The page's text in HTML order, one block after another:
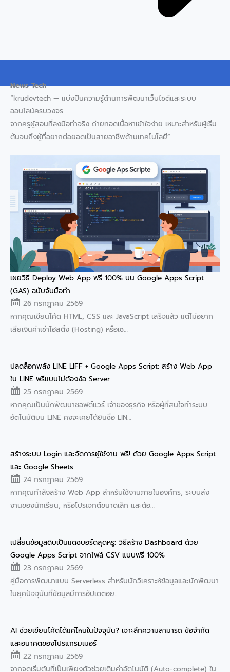
News Tech
“krudevtech — แบ่งปันความรู้ด้านการพัฒนาเว็บไซต์และระบบ
ออนไลน์ครบวงจร
จากครูผู้สอนที่ลงมือทำจริง ถ่ายทอดเนื้อหาเข้าใจง่าย เหมาะสำหรับผู้เริ่ม
ต้นจนถึงผู้ที่อยากต่อยอดเป็นสายอาชีพด้านเทคโนโลยี”
เผยวิธี Deploy Web App ฟรี 100% บน Google Apps Script
(GAS) ฉบับจับมือทำ
26 กรกฎาคม 2569
หากคุณเขียนโค้ด HTML, CSS และ JavaScript เสร็จแล้ว แต่ไม่อยาก
เสียเงินค่าเช่าโฮสติ้ง (Hosting) หรือเซ…
ปลดล็อกพลัง LINE LIFF + Google Apps Script: สร้าง Web App
ใน LINE ฟรีแบบไม่ต้องง้อ Server
25 กรกฎาคม 2569
หากคุณเป็นนักพัฒนาซอฟต์แวร์ เจ้าของธุรกิจ หรือผู้ที่สนใจทำระบบ
อัตโนมัติบน LINE คงจะเคยได้ยินชื่อ LIN…
สร้างระบบ Login และจัดการผู้ใช้งาน ฟรี! ด้วย Google Apps Script
และ Google Sheets
24 กรกฎาคม 2569
หากคุณกำลังสร้าง Web App สำหรับใช้งานภายในองค์กร, ระบบส่ง
งานของนักเรียน, หรือโปรเจกต์ขนาดเล็ก และต้อ…
เปลี่ยนข้อมูลดิบเป็นแดชบอร์ดสุดหรู: วิธีสร้าง Dashboard ด้วย
Google Apps Script จากไฟล์ CSV แบบฟรี 100%
23 กรกฎาคม 2569
คู่มือการพัฒนาแบบ Serverless สำหรับนักวิเคราะห์ข้อมูลและนักพัฒนา
ในยุคปัจจุบันที่ข้อมูลมีการอัปเดตอย…
AI ช่วยเขียนโค้ดได้แค่ไหนในปัจจุบัน? เจาะลึกความสามารถ ข้อจำกัด
และอนาคตของโปรแกรมเมอร์
22 กรกฎาคม 2569
จากจุดเริ่มต้นที่เป็นเพียงตัวช่วยเติมคำอัตโนมัติ (Auto-complete) ใน